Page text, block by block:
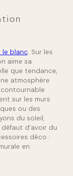
le blanc. Sur les
aime sa
que tendance,
atmosphère
sur les murs
ou des
du soleil,
d’avoir du
déco :
en